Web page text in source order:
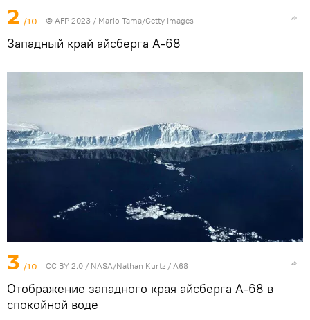
2 /10 © AFP 2023 / Mario Tama/Getty Images
Западный край айсберга А-68
3 /10 CC BY 2.0 / NASA/Nathan Kurtz / A68
Отображение западного края айсберга А-68 в
спокойной воде